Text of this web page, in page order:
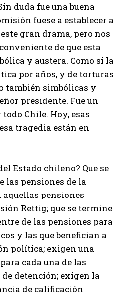
duda fue una buena
fuese a establecer a
gran drama, pero nos
de que esta
y austera. Como si la
por años, y de torturas
también simbólicas y
presidente. Fue un
Chile. Hoy, esas
tragedia están en
Estado chileno? Que se
las pensiones de la
pensiones
Rettig; que se termine
de las pensiones para
y las que benefician a
política; exigen una
cada una de las
detención; exigen la
de calificación